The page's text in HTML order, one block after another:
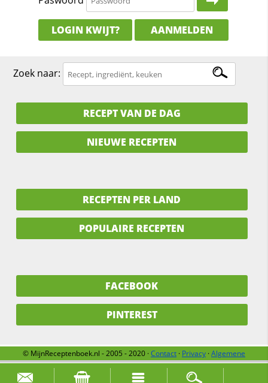
Zoek naar:
LOGIN KWIJT? AANMELDEN
Zoek naar:
RECEPT VAN DE DAG
NIEUWE RECEPTEN
RECEPTEN PER LAND
POPULAIRE RECEPTEN
FACEBOOK
PINTEREST
© MijnReceptenboek.nl - 2005 - 2020 ·Contact · Privacy ·Algemene
voorwaarden
Over ons